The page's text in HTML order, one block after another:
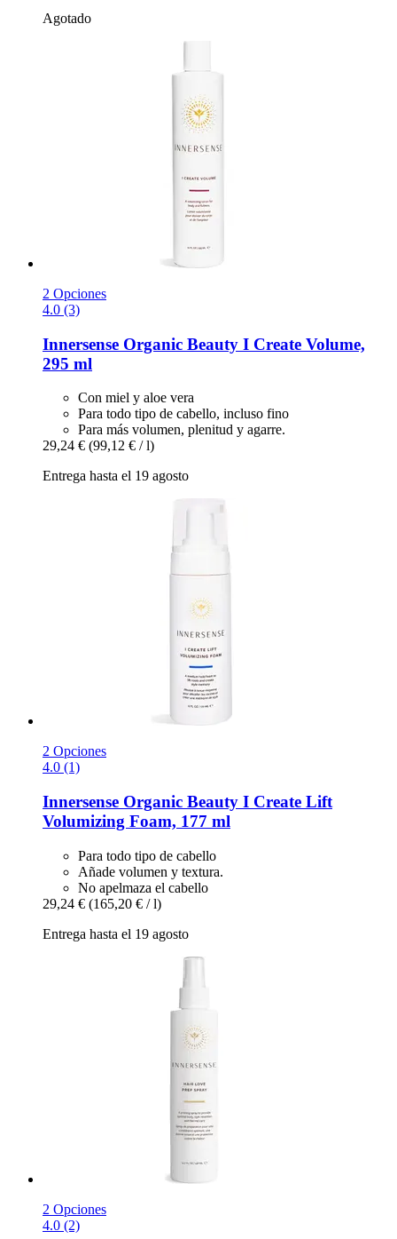
Agotado
2 Opciones
4.0 (3)
Innersense Organic Beauty I Create Volume,
295 ml
Con miel y aloe vera
Para todo tipo de cabello, incluso fino
Para más volumen, plenitud y agarre.
29,24 € (99,12 € / l)
Entrega hasta el 19 agosto
2 Opciones
4.0 (1)
Innersense Organic Beauty I Create Lift
Volumizing Foam, 177 ml
Para todo tipo de cabello
Añade volumen y textura.
No apelmaza el cabello
29,24 € (165,20 € / l)
Entrega hasta el 19 agosto
2 Opciones
4.0 (2)